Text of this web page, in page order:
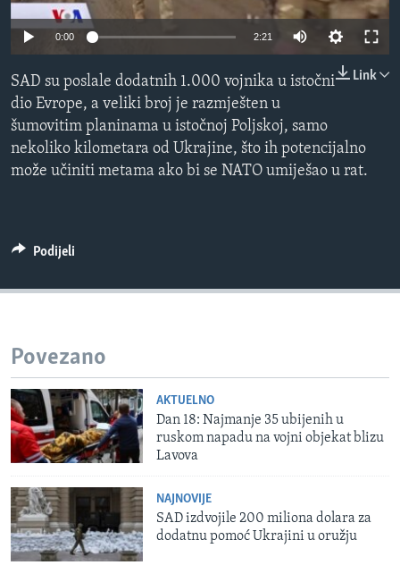
MAGAZIN
O GLASU AMERIKE
Learning English
PRATITE NAS
0:00 2:21
Link
SAD su poslale dodatnih 1.000 vojnika u istočni
dio Evrope, a veliki broj je razmješten u
šumovitim planinama u istočnoj Poljskoj, samo
nekoliko kilometara od Ukrajine, što ih potencijalno
može učiniti metama ako bi se NATO umiješao u rat.
Podijeli
Povezano
AKTUELNO
Dan 18: Najmanje 35 ubijenih u
ruskom napadu na vojni objekat blizu
Lavova
NAJNOVIJE
SAD izdvojile 200 miliona dolara za
dodatnu pomoć Ukrajini u oružju